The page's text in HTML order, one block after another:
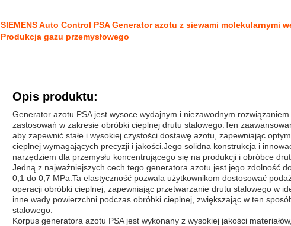
SIEMENS Auto Control PSA Generator azotu z siewami molekularnymi
Produkcja gazu przemysłowego
Opis produktu:
Generator azotu PSA jest wysoce wydajnym i niezawodnym
zastosowań w zakresie obróbki cieplnej drutu stalowego.Ten
aby zapewnić stałe i wysokiej czystości dostawę azotu, zapewniając
cieplnej wymagających precyzji i jakości.Jego solidna konstrukcja i
narzędziem dla przemysłu koncentrującego się na produkcji i obróbce
Jedną z najważniejszych cech tego generatora azotu jest jego zdolność
0,1 do 0,7 MPa.Ta elastyczność pozwala użytkownikom dostosować
operacji obróbki cieplnej, zapewniając przetwarzanie drutu stalowego w
inne wady powierzchni podczas obróbki cieplnej, zwiększając w ten
stalowego.
Korpus generatora azotu PSA jest wykonany z wysokiej jakości